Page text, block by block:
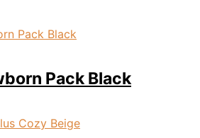
Pack Black